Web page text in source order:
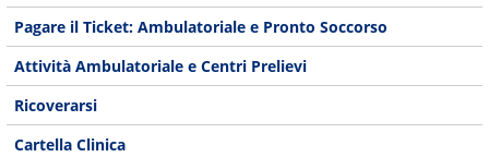
Pagare il Ticket: Ambulatoriale e Pronto Soccorso
Attività Ambulatoriale e Centri Prelievi
Ricoverarsi
Cartella Clinica